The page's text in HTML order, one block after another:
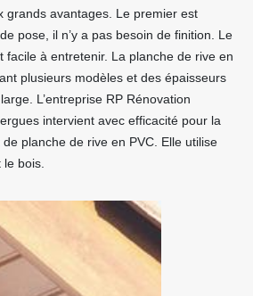
grands avantages. Le premier est
pose, il n’y a pas besoin de finition. Le
facile à entretenir. La planche de rive en
plusieurs modèles et des épaisseurs
L’entreprise RP Rénovation
intervient avec efficacité pour la
planche de rive en PVC. Elle utilise
bois.